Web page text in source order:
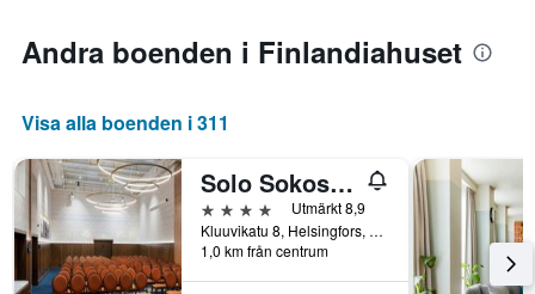
Andra boenden i Finlandiahuset
Visa alla boenden i 311
Solo Sokos Hotel Helsinki
4 stjärnor
Utmärkt 8,9
Kluuvikatu 8, Helsingfors, Nyland, Finland
1,0 km från centrum